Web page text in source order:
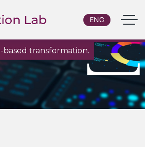
ENG
based transformation.